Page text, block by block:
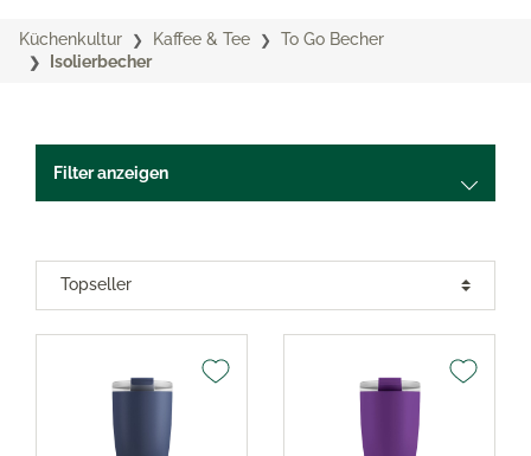
Küchenkultur Kaffee & Tee
To Go Becher
Isolierbecher
Filter anzeigen